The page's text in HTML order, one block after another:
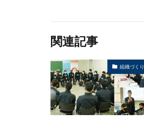
関連記事
組織づくり